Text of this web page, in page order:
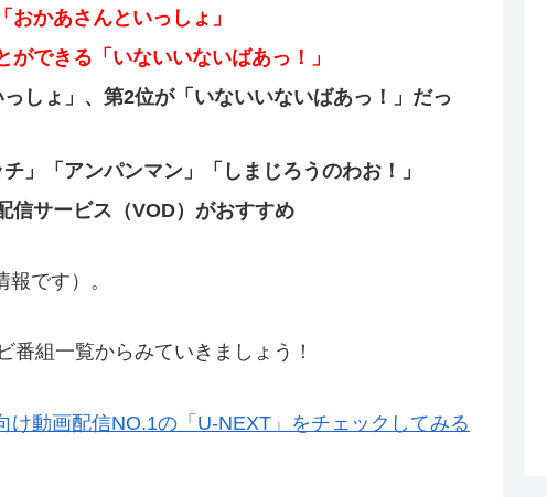
かあさんといっしょ」
できる「いないいないばあっ！」
しょ」、第2位が「いないいないばあっ！」だっ
」「アンパンマン」「しまじろうのわお！」
信サービス（VOD）がおすすめ
です）。
組一覧からみていきましょう！
け動画配信NO.1の「U-NEXT」をチェックしてみる